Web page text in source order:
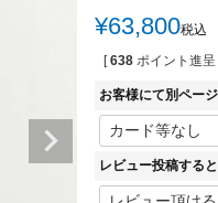
¥63,800税込
[ 638 ポイント進呈
お客様にて別ペー
レビュー投稿する